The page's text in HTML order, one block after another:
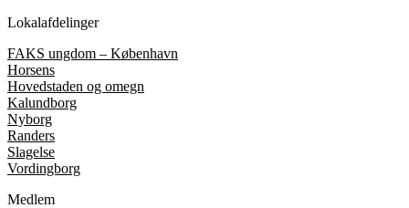
Lokalafdelinger
FAKS ungdom – København
Horsens
Hovedstaden og omegn
Kalundborg
Nyborg
Randers
Slagelse
Vordingborg
Medlem